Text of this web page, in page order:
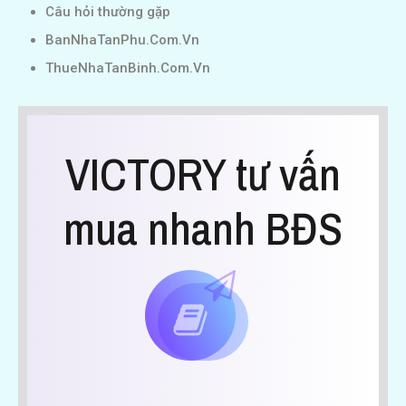
Câu hỏi thường gặp
BanNhaTanPhu.Com.Vn
ThueNhaTanBinh.Com.Vn
VICTORY tư vấn
mua nhanh BĐS